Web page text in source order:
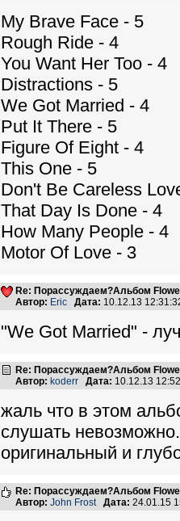
My Brave Face - 5
Rough Ride - 4
You Want Her Too - 4
Distractions - 5
We Got Married - 4
Put It There - 5
Figure Of Eight - 4
This One - 5
Don't Be Careless
That Day Is Done - 4
How Many People - 4
Motor Of Love - 3
Re: Порассуждаем?Альбом
Автор: Eric Дата: 10.12.13
"We Got Married" -
Re: Порассуждаем?Альбом
Автор: koderr Дата: 10.12.13
жаль что в этом
слушать
оригинальный и
Re: Порассуждаем?Альбом
Автор: John Frost Дата: 24.01.15